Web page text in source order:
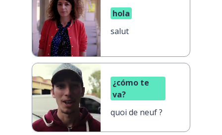
hola
salut
¿cómo te
va?
quoi de neuf ?